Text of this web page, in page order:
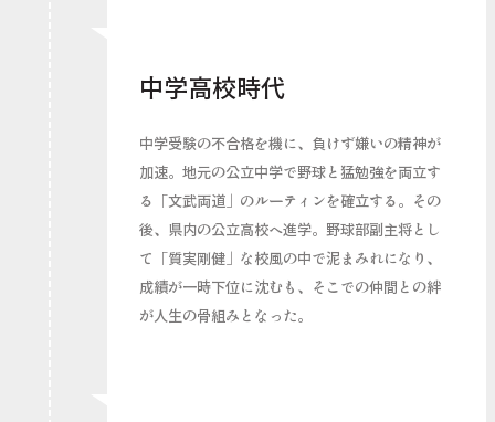
中学高校時代
中学受験の不合格を機に、負けず嫌いの精神が
加速。地元の公立中学で野球と猛勉強を両立す
る「文武両道」のルーティンを確立する。その
後、県内の公立高校へ進学。野球部副主将とし
て「質実剛健」な校風の中で泥まみれになり、
成績が一時下位に沈むも、そこでの仲間との絆
が人生の骨組みとなった。